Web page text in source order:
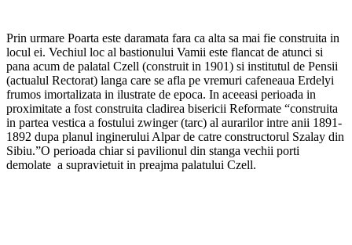
Prin urmare Poarta este daramata fara ca alta sa mai fie construita in
locul ei. Vechiul loc al bastionului Vamii este flancat de atunci si
pana acum de palatal Czell (construit in 1901) si institutul de Pensii
(actualul Rectorat) langa care se afla pe vremuri cafeneaua Erdelyi
frumos imortalizata in ilustrate de epoca. In aceeasi perioada in
proximitate a fost construita cladirea bisericii Reformate “construita
in partea vestica a fostului zwinger (tarc) al aurarilor intre anii 1891-
1892 dupa planul inginerului Alpar de catre constructorul Szalay din
Sibiu.”O perioada chiar si pavilionul din stanga vechii porti
demolate a supravietuit in preajma palatului Czell.